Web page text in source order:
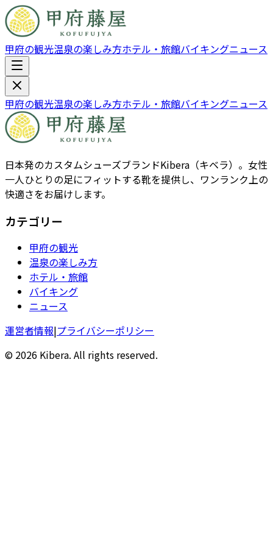
甲府の観光温泉の楽しみ方ホテル・旅館バイキングニュース
甲府の観光温泉の楽しみ方ホテル・旅館バイキングニュース
日本発のカスタムシューズブランドKibera（キベラ）。女性
一人ひとりの足にフィットする靴を提供し、ワンランク上の
快適さをお届けします。
カテゴリー
甲府の観光
温泉の楽しみ方
ホテル・旅館
バイキング
ニュース
運営者情報|プライバシーポリシー
© 2026 Kibera. All rights reserved.